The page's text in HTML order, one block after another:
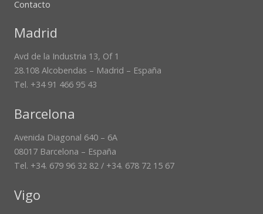
Contacto
Madrid
Avd de la Industria 13, Of 1
28.108 Alcobendas – Madrid – España
Tel. +34 91 466 95 43
Barcelona
Avenida Diagonal 640 – 6A
08017 Barcelona – España
Tel. +34. 679 96 32 82 / +34. 678 72 15 67
Vigo